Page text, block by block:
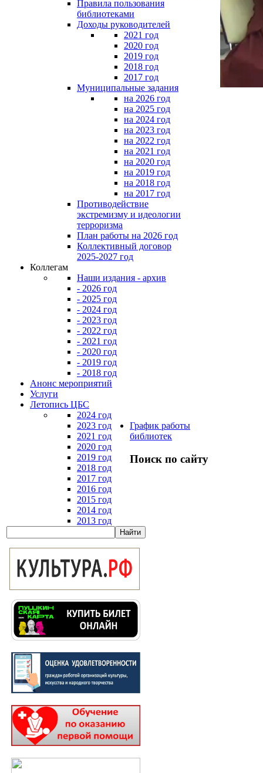
Правила пользования
библиотеками
Доходы руководителей
2021 год
2020 год
2019 год
2018 год
2017 год
Муниципальные задания
на 2026 год
на 2025 год
на 2024 год
на 2023 год
на 2022 год
на 2021 год
на 2020 год
на 2019 год
на 2018 год
на 2017 год
Противодействие
экстремизму и идеологии
терроризма
План работы на 2026 год
Коллективный договор
2025-2027 год
Коллегам
Наши издания - архив
- 2026 год
- 2025 год
- 2024 год
- 2023 год
- 2022 год
- 2021 год
- 2020 год
- 2019 год
- 2018 год
Анонс мероприятий
Услуги
Летопись ЦБС
2024 год
2023 год
2021 год
2020 год
2019 год
2018 год
2017 год
2016 год
2015 год
2014 год
2013 год
График работы
библиотек
Поиск по сайту